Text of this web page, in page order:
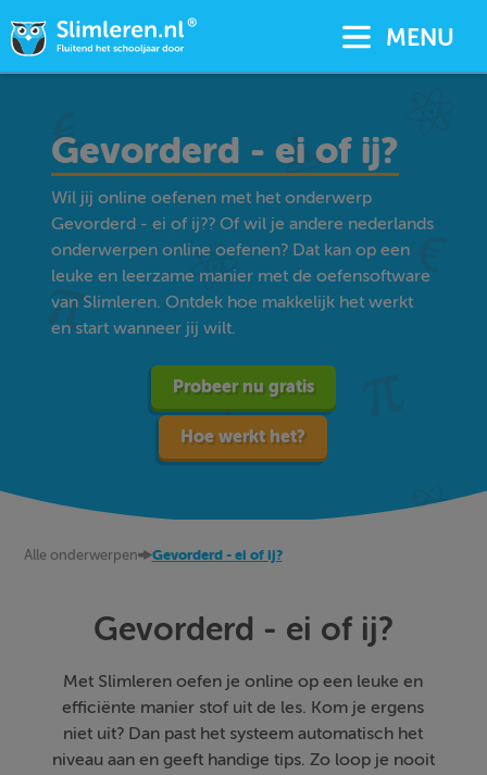
MENU
Gevorderd - ei of ij?
Wil jij online oefenen met het onderwerp
Gevorderd - ei of ij?? Of wil je andere nederlands
onderwerpen online oefenen? Dat kan op een
leuke en leerzame manier met de oefensoftware
van Slimleren. Ontdek hoe makkelijk het werkt
en start wanneer jij wilt.
Probeer nu gratis
Hoe werkt het?
Alle onderwerpen Gevorderd - ei of ij?
Gevorderd - ei of ij?
Met Slimleren oefen je online op een leuke en
efficiënte manier stof uit de les. Kom je ergens
niet uit? Dan past het systeem automatisch het
niveau aan en geeft handige tips. Zo loop je nooit